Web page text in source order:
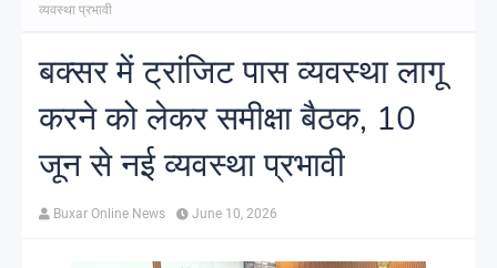
व्यवस्था प्रभावी
बक्सर में ट्रांजिट पास व्यवस्था लागू
करने को लेकर समीक्षा बैठक, 10
जून से नई व्यवस्था प्रभावी
Buxar Online News June 10, 2026